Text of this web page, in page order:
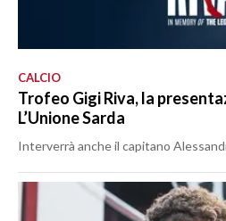
CALCIO
Trofeo Gigi Riva, la
L’Unione Sarda
Interverrà anche il capitano